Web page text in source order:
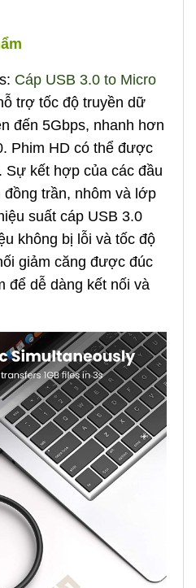
Cáp USB 3.0 to Micro
trợ tốc độ truyền dữ
đến 5Gbps, nhanh hơn
Phim HD có thể được
Sự kết hợp của các đầu
đồng trần, nhôm và lớp
suất cáp USB 3.0
không bị lỗi và tốc độ
giảm căng được đúc
để dễ dàng kết nối và